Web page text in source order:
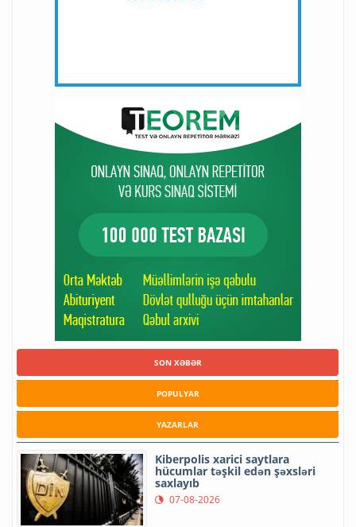
SON XƏBƏR
POPULYAR
YAZARLAR
Kiberpolis xarici saytlara
hücumlar təşkil edən şəxsləri
saxlayıb
07-08-2026